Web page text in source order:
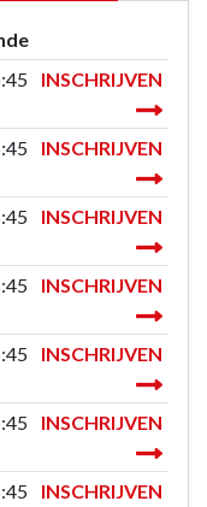
INSCHRIJVEN
INSCHRIJVEN
INSCHRIJVEN
INSCHRIJVEN
INSCHRIJVEN
INSCHRIJVEN
INSCHRIJVEN